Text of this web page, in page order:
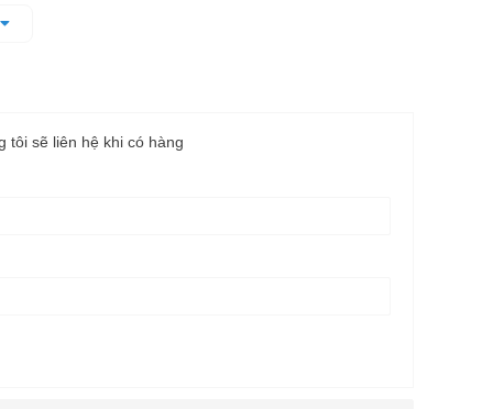
tôi sẽ liên hệ khi có hàng